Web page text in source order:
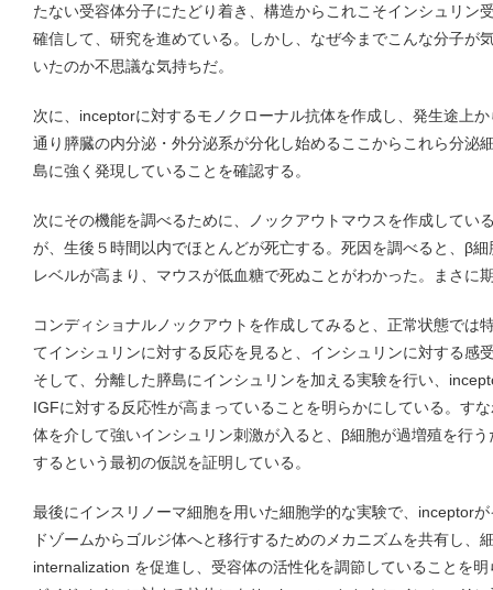
たない受容体分子にたどり着き、構造からこれこそインシュリン
確信して、研究を進めている。しかし、なぜ今までこんな分子が
いたのか不思議な気持ちだ。
次に、inceptorに対するモノクローナル抗体を作成し、発生途上
通り膵臓の内分泌・外分泌系が分化し始めるここからこれら分泌
島に強く発現していることを確認する。
次にその機能を調べるために、ノックアウトマウスを作成してい
が、生後５時間以内でほとんどが死亡する。死因を調べると、β
レベルが高まり、マウスが低血糖で死ぬことがわかった。まさに
コンディショナルノックアウトを作成してみると、正常状態では
てインシュリンに対する反応を見ると、インシュリンに対する感
そして、分離した膵島にインシュリンを加える実験を行い、
IGFに対する反応性が高まっていることを明らかにしている。す
体を介して強いインシュリン刺激が入ると、β細胞が過増殖を行
するという最初の仮説を証明している。
最後にインスリノーマ細胞を用いた細胞学的な実験で、inceptor
ドゾームからゴルジ体へと移行するためのメカニズムを共有し、
internalization を促進し、受容体の活性化を調節していることを